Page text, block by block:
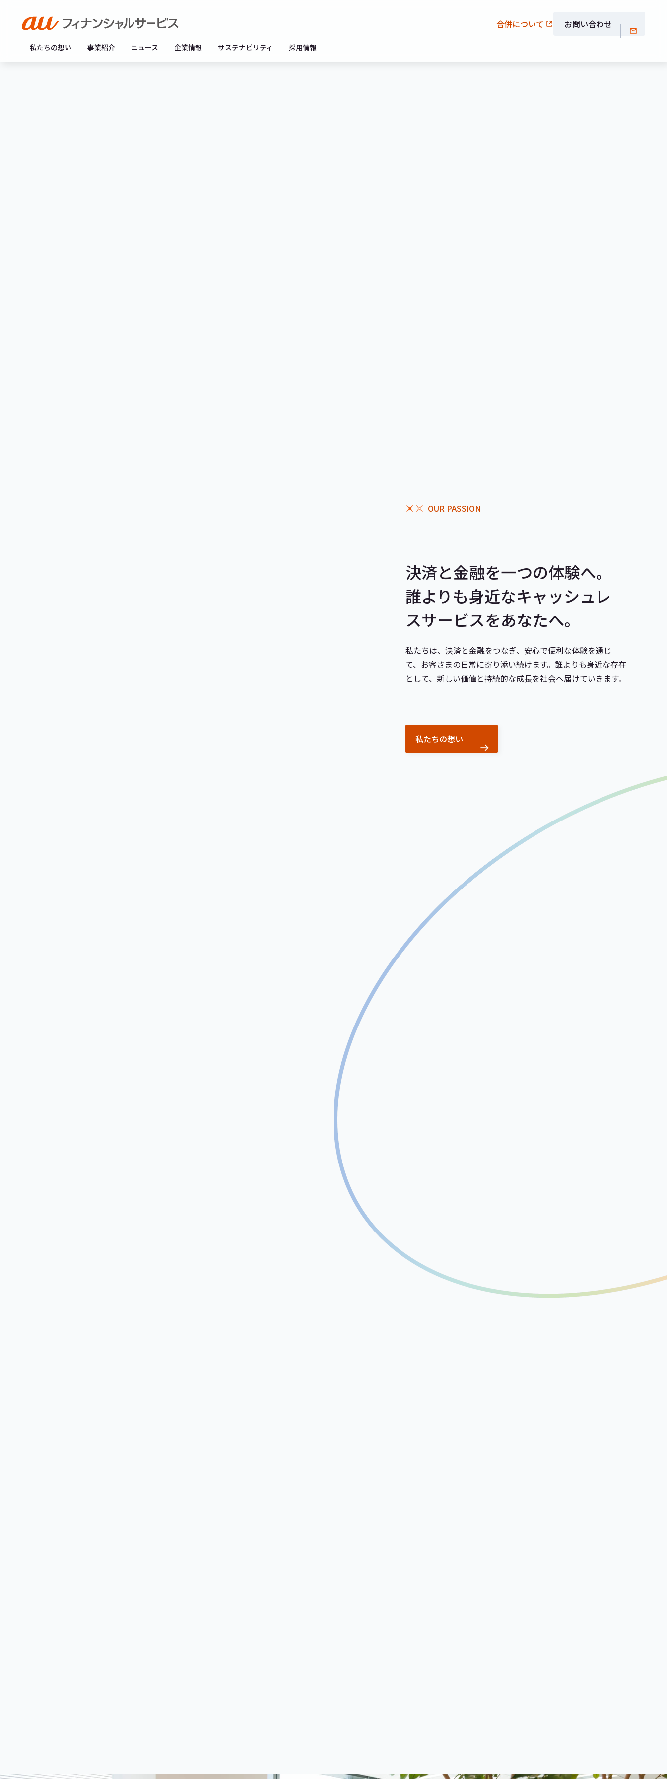
私たちの想い 事業紹介 ニュース 企業情報 サステナビリティ 採用情報
合併について お問い合わせ
OUR PASSION
決済と金融を一つの体験へ。
誰よりも身近なキャッシュレ
スサービスをあなたへ。
私たちは、決済と金融をつなぎ、安心で便利な体験を通じ
て、お客さまの日常に寄り添い続けます。誰よりも身近な存在
として、新しい価値と持続的な成長を社会へ届けていきます。
私たちの想い